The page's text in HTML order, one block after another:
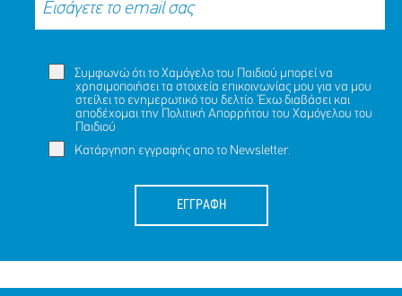
Συμφωνώ ότι το Χαμόγελο του Παιδιού μπορεί να
χρησιμοποιήσει τα στοιχεία επικοινωνίας μου για να μου
στείλει το ενημερωτικό του δελτίο. Έχω διαβάσει και
αποδέχομαι την Πολιτική Απορρήτου του Χαμόγελου του
Παιδιού
Κατάργηση εγγραφής απο το Newsletter.
ΕΓΓΡΑΦΗ